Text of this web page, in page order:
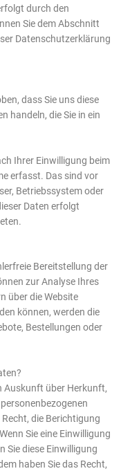
durch den
Sie dem Abschnitt
Datenschutzerklärung
dass Sie uns diese
handeln, die Sie in ein
Ihrer Einwilligung beim
erfasst. Das sind vor
Betriebssystem oder
Daten erfolgt
Bereitstellung der
zur Analyse Ihres
über die Website
können, werden die
Bestellungen oder
Auskunft über Herkunft,
die Berichtigung
Sie eine Einwilligung
Sie diese Einwilligung
haben Sie das Recht,